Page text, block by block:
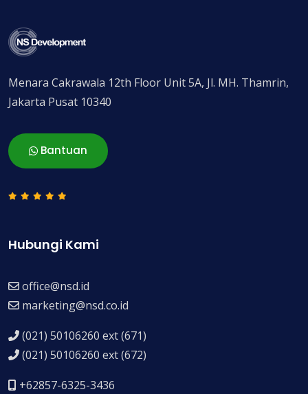
Menara Cakrawala 12th Floor Unit 5A, Jl. MH. Thamrin,
Jakarta Pusat 10340
Bantuan
Hubungi Kami
office@nsd.id
marketing@nsd.co.id
(021) 50106260 ext (671)
(021) 50106260 ext (672)
+62857-6325-3436